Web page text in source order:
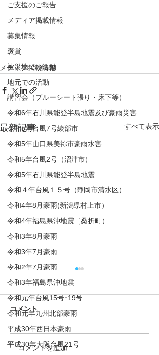
ご支援のご報告
メディア掲載情報
募集情報
褒賞
被災地での活動
地元での活動
講習会（ブルーシート張り・床下等）
令和6年石川県能登半島地震及び豪雨災害
令和5年台風7号綾部市
令和5年山口県美祢市豪雨水害
令和5年台風2号（沼津市）
令和5年石川県能登半島地震
令和４年台風１５号（静岡市清水区）
令和4年8月豪雨(新潟県村上市）
令和4年福島県沖地震（桑折町）
令和3年8月豪雨
令和3年7月豪雨
令和2年7月豪雨
令和3年福島県沖地震
令和元年台風15号･19号
令和元年九州北部豪雨
平成30年西日本豪雨
平成30年大阪台風21号
メディア掲載情報
最新記事 すべて表示
3/6（水）TV金沢さんに現
コメント
コメントを追加…